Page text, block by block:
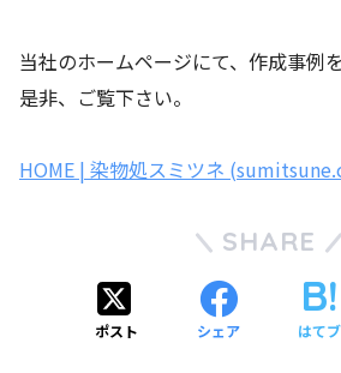
当社のホームページにて、作成事例
是非、ご覧下さい。
HOME | 染物処スミツネ
SHARE
ポスト シェア はてブ